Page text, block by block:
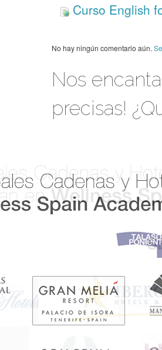
Curso English
No hay ningún comentario aún.
Nos
precisas!